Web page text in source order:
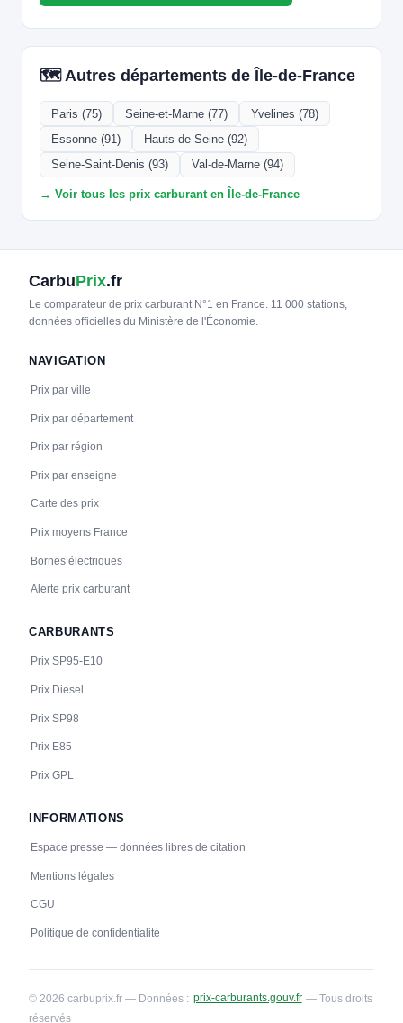
🗺️ Autres départements de Île-de-France
Paris (75) Seine-et-Marne (77)
Yvelines (78)
Essonne (91)
Hauts-de-Seine (92)
Seine-Saint-Denis (93)
Val-de-Marne (94)
→ Voir tous les prix carburant en Île-de-France
CarbuPrix.fr
Le comparateur de prix carburant N°1 en France. 11 000 stations,
données officielles du Ministère de l'Économie.
NAVIGATION
Prix par ville
Prix par département
Prix par région
Prix par enseigne
Carte des prix
Prix moyens France
Bornes électriques
Alerte prix carburant
CARBURANTS
Prix SP95-E10
Prix Diesel
Prix SP98
Prix E85
Prix GPL
INFORMATIONS
Espace presse — données libres de citation
Mentions légales
CGU
Politique de confidentialité
© 2026 carbuprix.fr — Données : prix-carburants.gouv.fr — Tous droits
réservés